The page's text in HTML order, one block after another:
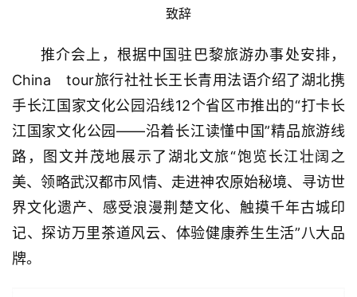
致辞
推介会上，根据中国驻巴黎旅游办事处安排，
China　tour旅行社社长王长青用法语介绍了湖北携
手长江国家文化公园沿线12个省区市推出的“打卡长
江国家文化公园——沿着长江读懂中国”精品旅游线
路，图文并茂地展示了湖北文旅“饱览长江壮阔之
美、领略武汉都市风情、走进神农原始秘境、寻访世
界文化遗产、感受浪漫荆楚文化、触摸千年古城印
记、探访万里茶道风云、体验健康养生生活”八大品
牌。